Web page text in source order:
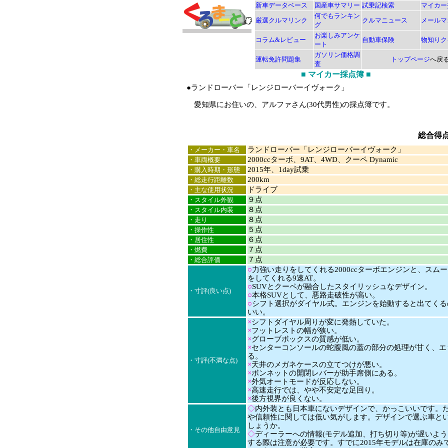
新車データベース 国産車サマリー 試乗記検索
マイカ
厳選クルマリンク
何でもランキン
グ
クルマニュース メール
コラム&レビュー
お楽しみアンケ
ート
自動車保険 物知り
運転免許問題集
ガソリン価格調
査
トップページへ戻
■ マイカー採点簿 ■
●ランドローバー「レンジローバーイヴォーク」
愛知県にお住いの、アルファさん(30代男性)の採点簿です。
総合得
・メーカー・車名 ランドローバー「レンジローバーイヴォーク」
・車両概要 2000ccターボ、9AT、4WD、クーペ Dynamic
・購入時期・形態 2015年、1day試乗
・総走行距離数 200km
・主な使用状況 ドライブ
・スタイル外観 ９点
・スタイル内装 ８点
・走り ８点
・操作性 ５点
・居住性 ６点
・燃費 ７点
・総合評価 ７点
・寸評(良い点)
○力強い走りをしてくれる2000ccターボエンジンと、スム
をしてくれる9速AT。
○SUVとクーペが融合したスタイリッシュなデザイン。
○本格SUVとして、悪路走破性が高い。
○シフト選択がダイヤル式。エンジンを始動すると出てくる
いい。
・寸評(不満な点)
×シフトダイヤル周りが変に発熱していた。
×フットレストの幅が狭い。
×グローブボックスの質感が低い。
×センターコンソールの蛇腹風の蓋の部分の処理が甘く、
る。
×天井のメガネケースの立てつけが悪い。
×ボンネットの開閉レバーが助手席側にある。
×外気オートモードが反応しない。
×高速走行では、やや不安定な足回り。
×後方視界が良くない。
・その他自由意見
◇内外装とも日本車にないデザインで、かっこいいです。
や信頼性に関しては低い気がします。デザインで選ぶ車と
しょうか。
◇ディーラーへの情報(モデル追加、打ち切り等)が遅いよ
する際は注意が必要です。すでに2015年モデルは在庫のみ